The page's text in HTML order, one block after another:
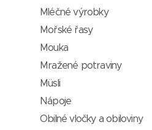
Mléčné výrobky
Mořské řasy
Mouka
Mražené potraviny
Müsli
Nápoje
Obilné vločky a obiloviny